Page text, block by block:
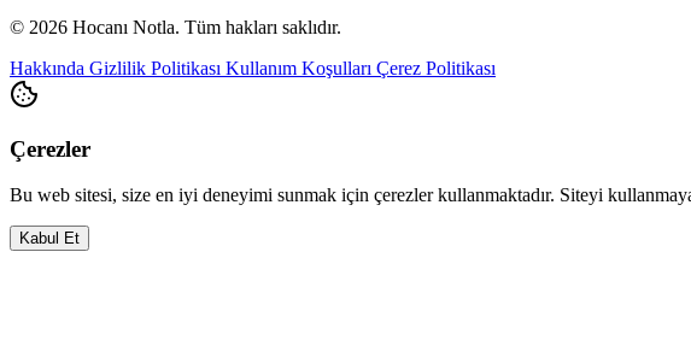
© 2026 Hocanı Notla. Tüm hakları saklıdır.
Hakkında Gizlilik Politikası Kullanım Koşulları Çerez Politikası
Çerezler
Bu web sitesi, size en iyi deneyimi sunmak için çerezler kullanmaktadır. Siteyi
Kabul Et